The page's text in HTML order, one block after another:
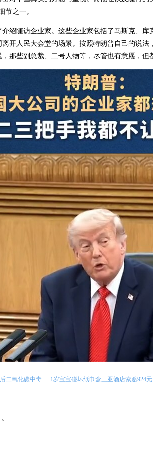
节之一。
绍随访企业家。这些企业家包括了马斯克、
开人民大会堂的场景。按照特朗普自己的说
那些副总裁、二号人物等，尽管也有意愿，但
二氧化碳中毒 1岁宝宝碰坏纸巾盒三亚酒店索赔924元